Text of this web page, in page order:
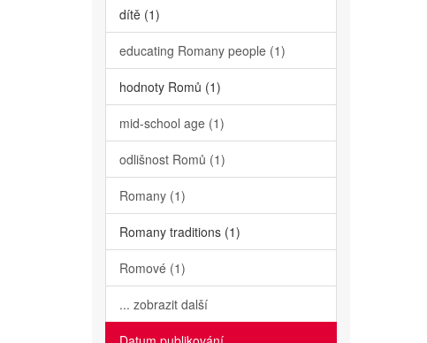
dítě (1)
educating Romany people (1)
hodnoty Romů (1)
mid-school age (1)
odlišnost Romů (1)
Romany (1)
Romany traditions (1)
Romové (1)
... zobrazit další